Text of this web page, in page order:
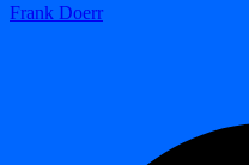
Frank Doerr